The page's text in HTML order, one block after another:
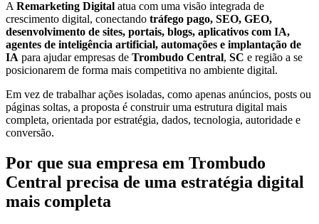
A Remarketing Digital atua com uma visão integrada de
crescimento digital, conectando tráfego pago, SEO, GEO,
desenvolvimento de sites, portais, blogs, aplicativos com IA,
agentes de inteligência artificial, automações e implantação de
IA para ajudar empresas de Trombudo Central, SC e região a se
posicionarem de forma mais competitiva no ambiente digital.
Em vez de trabalhar ações isoladas, como apenas anúncios, posts ou
páginas soltas, a proposta é construir uma estrutura digital mais
completa, orientada por estratégia, dados, tecnologia, autoridade e
conversão.
Por que sua empresa em Trombudo
Central precisa de uma estratégia digital
mais completa